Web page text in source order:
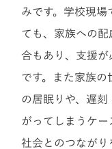
みです。学校現場
ても、家族への
合もあり、支援が
です。また家族の
の居眠りや、遅
がってしまうケ
社会とのつながり